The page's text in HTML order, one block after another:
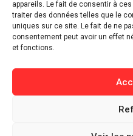
appareils. Le fait de consentir à
traiter des données telles que le
uniques sur ce site. Le fait de ne
consentement peut avoir un effet
et fonctions.
⁠Tech & Innovation
Sport
Lifestyle